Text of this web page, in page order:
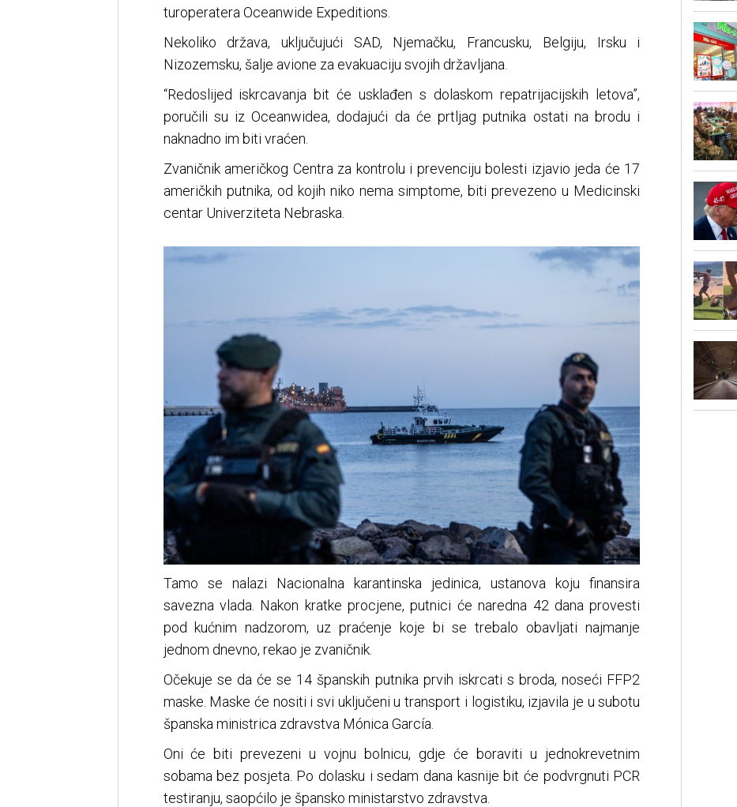
turoperatera Oceanwide Expeditions.
Nekoliko država, uključujući SAD, Njemačku, Francusku, Belgiju, Irsku i
Nizozemsku, šalje avione za evakuaciju svojih državljana.
“Redoslijed iskrcavanja bit će usklađen s dolaskom repatrijacijskih letova”,
poručili su iz Oceanwidea, dodajući da će prtljag putnika ostati na brodu i
naknadno im biti vraćen.
Zvaničnik američkog Centra za kontrolu i prevenciju bolesti izjavio jeda će 17
američkih putnika, od kojih niko nema simptome, biti prevezeno u Medicinski
centar Univerziteta Nebraska.
Tamo se nalazi Nacionalna karantinska jedinica, ustanova koju finansira
savezna vlada. Nakon kratke procjene, putnici će naredna 42 dana provesti
pod kućnim nadzorom, uz praćenje koje bi se trebalo obavljati najmanje
jednom dnevno, rekao je zvaničnik.
Očekuje se da će se 14 španskih putnika prvih iskrcati s broda, noseći FFP2
maske. Maske će nositi i svi uključeni u transport i logistiku, izjavila je u subotu
španska ministrica zdravstva Mónica García.
Oni će biti prevezeni u vojnu bolnicu, gdje će boraviti u jednokrevetnim
sobama bez posjeta. Po dolasku i sedam dana kasnije bit će podvrgnuti PCR
testiranju, saopćilo je špansko ministarstvo zdravstva.